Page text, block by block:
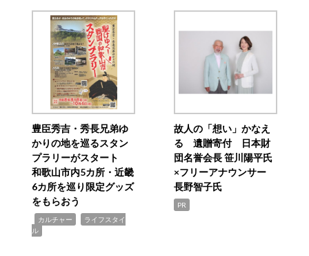
豊臣秀吉・秀長兄弟ゆ
かりの地を巡るスタン
プラリーがスタート
和歌山市内5カ所・近畿
6カ所を巡り限定グッズ
をもらおう
カルチャー
ライフスタイ
ル
故人の「想い」かなえ
る 遺贈寄付 日本財
団名誉会長 笹川陽平氏
×フリーアナウンサー
長野智子氏
PR